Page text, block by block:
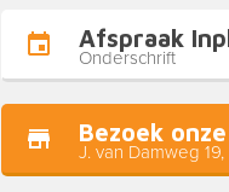
Afspraak
Onderschrift
Bezoek
J. van Damweg